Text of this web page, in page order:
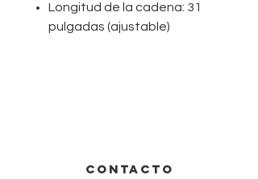
Longitud de la cadena: 31
pulgadas (ajustable)
CONTACTO